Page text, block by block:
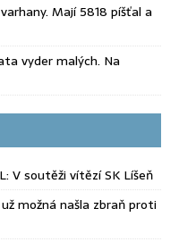
Mají 5818 píšťal a
vyder malých. Na
V soutěži vítězí SK Líšeň
možná našla zbraň proti